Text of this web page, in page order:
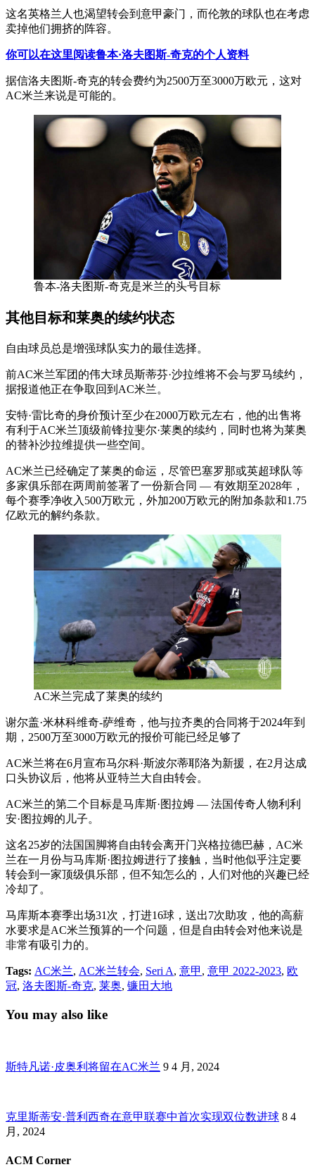
这名英格兰人也渴望转会到意甲豪门，而伦敦的球队也在考虑
卖掉他们拥挤的阵容。
你可以在这里阅读鲁本·洛夫图斯-奇克的个人资料
据信洛夫图斯-奇克的转会费约为2500万至3000万欧元，这对
AC米兰来说是可能的。
鲁本-洛夫图斯-奇克是米兰的头号目标
其他目标和莱奥的续约状态
自由球员总是增强球队实力的最佳选择。
前AC米兰军团的伟大球员斯蒂芬·沙拉维将不会与罗马续约，
据报道他正在争取回到AC米兰。
安特·雷比奇的身价预计至少在2000万欧元左右，他的出售将
有利于AC米兰顶级前锋拉斐尔·莱奥的续约，同时也将为莱奥
的替补沙拉维提供一些空间。
AC米兰已经确定了莱奥的命运，尽管巴塞罗那或英超球队等
多家俱乐部在两周前签署了一份新合同 — 有效期至2028年，
每个赛季净收入500万欧元，外加200万欧元的附加条款和1.75
亿欧元的解约条款。
AC米兰完成了莱奥的续约
谢尔盖·米林科维奇-萨维奇，他与拉齐奥的合同将于2024年到
期，2500万至3000万欧元的报价可能已经足够了
AC米兰将在6月宣布马尔科·斯波尔蒂耶洛为新援，在2月达成
口头协议后，他将从亚特兰大自由转会。
AC米兰的第二个目标是马库斯·图拉姆 — 法国传奇人物利利
安·图拉姆的儿子。
这名25岁的法国国脚将自由转会离开门兴格拉德巴赫，AC米
兰在一月份与马库斯·图拉姆进行了接触，当时他似乎注定要
转会到一家顶级俱乐部，但不知怎么的，人们对他的兴趣已经
冷却了。
马库斯本赛季出场31次，打进16球，送出7次助攻，他的高薪
水要求是AC米兰预算的一个问题，但是自由转会对他来说是
非常有吸引力的。
Tags: AC米兰, AC米兰转会, Seri A, 意甲 , 意甲 2022-2023, 欧
冠, 洛夫图斯-奇克, 莱奥, 镰田大地
You may also like
斯特凡诺·皮奥利将留在AC米兰 9 4 月, 2024
克里斯蒂安·普利西奇在意甲联赛中首次实现双位数进球 8 4
月, 2024
ACM Corner